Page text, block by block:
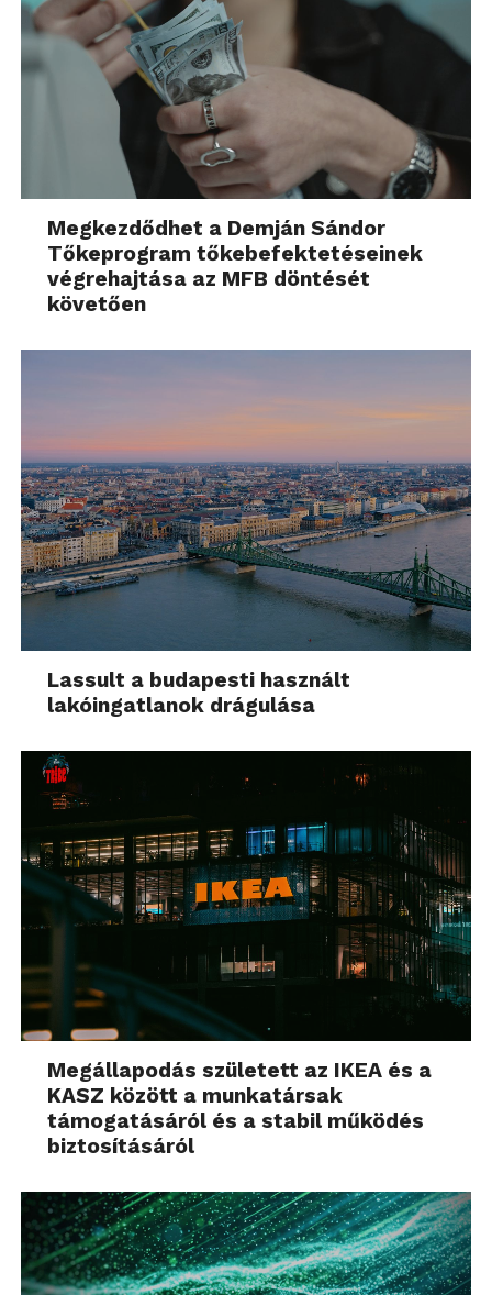
Megkezdődhet a Demján Sándor
Tőkeprogram tőkebefektetéseinek
végrehajtása az MFB döntését
követően
Lassult a budapesti használt
lakóingatlanok drágulása
Megállapodás született az IKEA és a
KASZ között a munkatársak
támogatásáról és a stabil működés
biztosításáról